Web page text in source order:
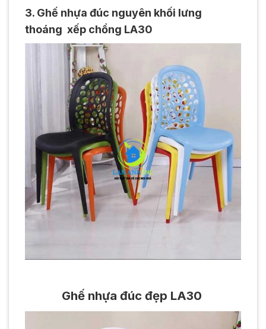
3. Ghế nhựa đúc nguyên khối lưng
thoáng xếp chồng LA30
Ghế nhựa đúc đẹp LA30